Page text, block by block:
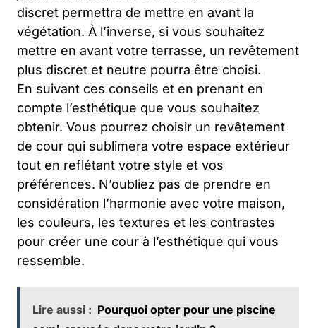
discret permettra de mettre en avant la
végétation. À l’inverse, si vous souhaitez
mettre en avant votre terrasse, un revêtement
plus discret et neutre pourra être choisi.
En suivant ces conseils et en prenant en
compte l’esthétique que vous souhaitez
obtenir. Vous pourrez choisir un revêtement
de cour qui sublimera votre espace extérieur
tout en reflétant votre style et vos
préférences. N’oubliez pas de prendre en
considération l’harmonie avec votre maison,
les couleurs, les textures et les contrastes
pour créer une cour à l’esthétique qui vous
ressemble.
Lire aussi : Pourquoi opter pour une piscine